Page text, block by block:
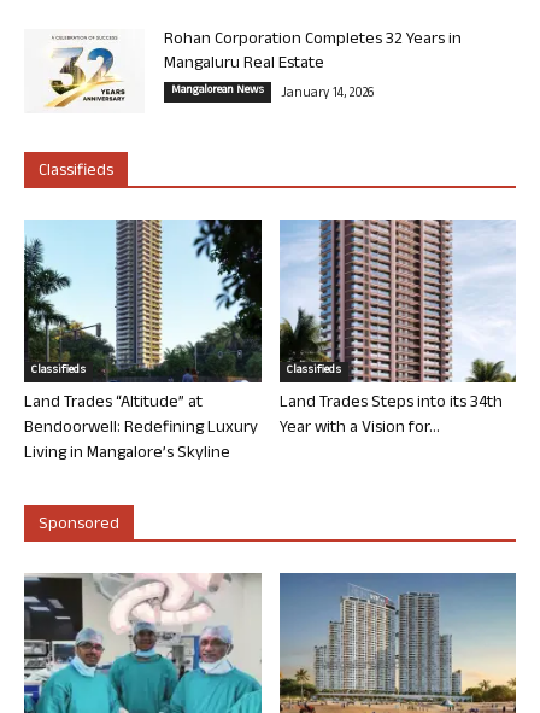
Rohan Corporation Completes 32 Years in
Mangaluru Real Estate
Mangalorean News January 14, 2026
Classifieds
Classifieds
Land Trades “Altitude” at
Bendoorwell: Redefining Luxury
Living in Mangalore’s Skyline
Classifieds
Land Trades Steps into its 34th
Year with a Vision for...
Sponsored